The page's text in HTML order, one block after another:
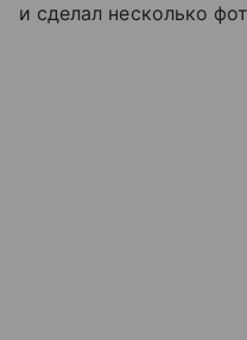
и сделал несколько